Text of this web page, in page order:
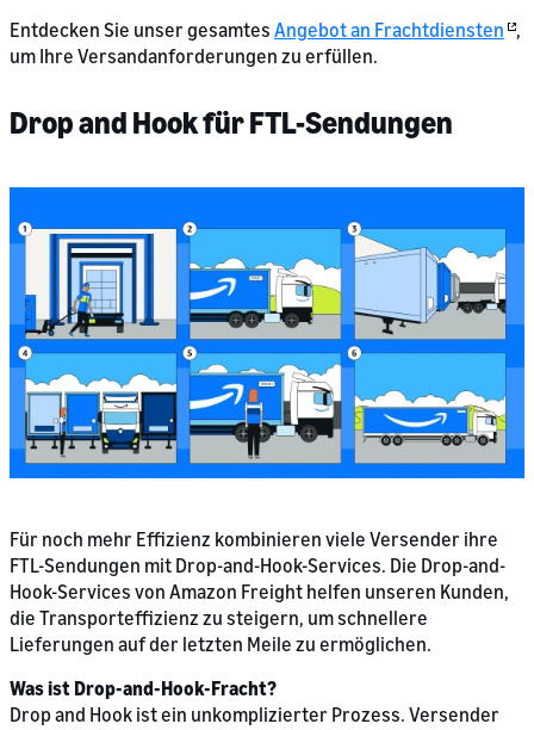
Entdecken Sie unser gesamtes Angebot an Frachtdiensten ,
um Ihre Versandanforderungen zu erfüllen.
Drop and Hook für FTL-Sendungen
Für noch mehr Effizienz kombinieren viele Versender ihre
FTL-Sendungen mit Drop-and-Hook-Services. Die Drop-and-
Hook-Services von Amazon Freight helfen unseren Kunden,
die Transporteffizienz zu steigern, um schnellere
Lieferungen auf der letzten Meile zu ermöglichen.
Was ist Drop-and-Hook-Fracht?
Drop and Hook ist ein unkomplizierter Prozess. Versender